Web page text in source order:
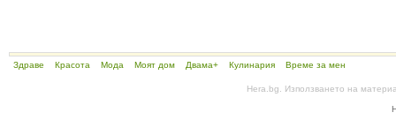
Здраве Красота Мода Моят дом Двама+ Кулинария Време за мен
Hera.bg. Използването на